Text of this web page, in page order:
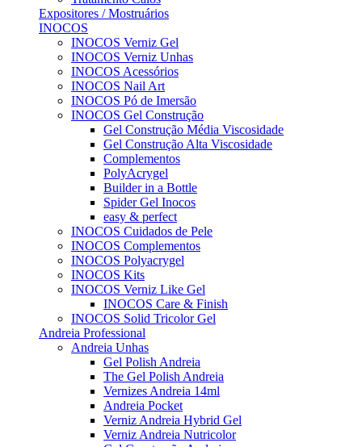
Expositores / Mostruários
INOCOS
INOCOS Verniz Gel
INOCOS Verniz Unhas
INOCOS Acessórios
INOCOS Nail Art
INOCOS Pó de Imersão
INOCOS Gel Construção
Gel Construção Média Viscosidade
Gel Construção Alta Viscosidade
Complementos
PolyAcrygel
Builder in a Bottle
Spider Gel Inocos
easy & perfect
INOCOS Cuidados de Pele
INOCOS Complementos
INOCOS Polyacrygel
INOCOS Kits
INOCOS Verniz Like Gel
INOCOS Care & Finish
INOCOS Solid Tricolor Gel
Andreia Professional
Andreia Unhas
Gel Polish Andreia
The Gel Polish Andreia
Vernizes Andreia 14ml
Andreia Pocket
Verniz Andreia Hybrid Gel
Verniz Andreia Nutricolor